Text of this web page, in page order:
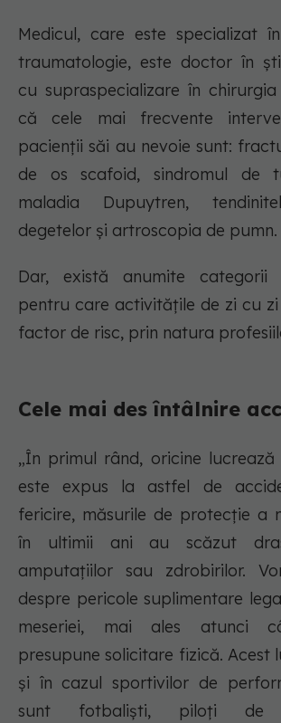
Medicul, care este specializat
traumatologie, este doctor în
cu supraspecializare în
că cele mai frecvente
pacienții săi au nevoie sunt:
de os scafoid, sindromul de
maladia Dupuytren,
degetelor și artroscopia de pumn.
Dar, există anumite categorii
pentru care activitățile de zi cu
factor de risc, prin natura
Cele mai des întâlnire
„În primul rând, oricine
este expus la astfel de
fericire, măsurile de protecție a
în ultimii ani au scăzut
amputațiilor sau zdrobirilor.
despre pericole suplimentare
meseriei, mai ales atunci
presupune solicitare fizică. Acest
și în cazul sportivilor de
sunt fotbaliști, piloți de